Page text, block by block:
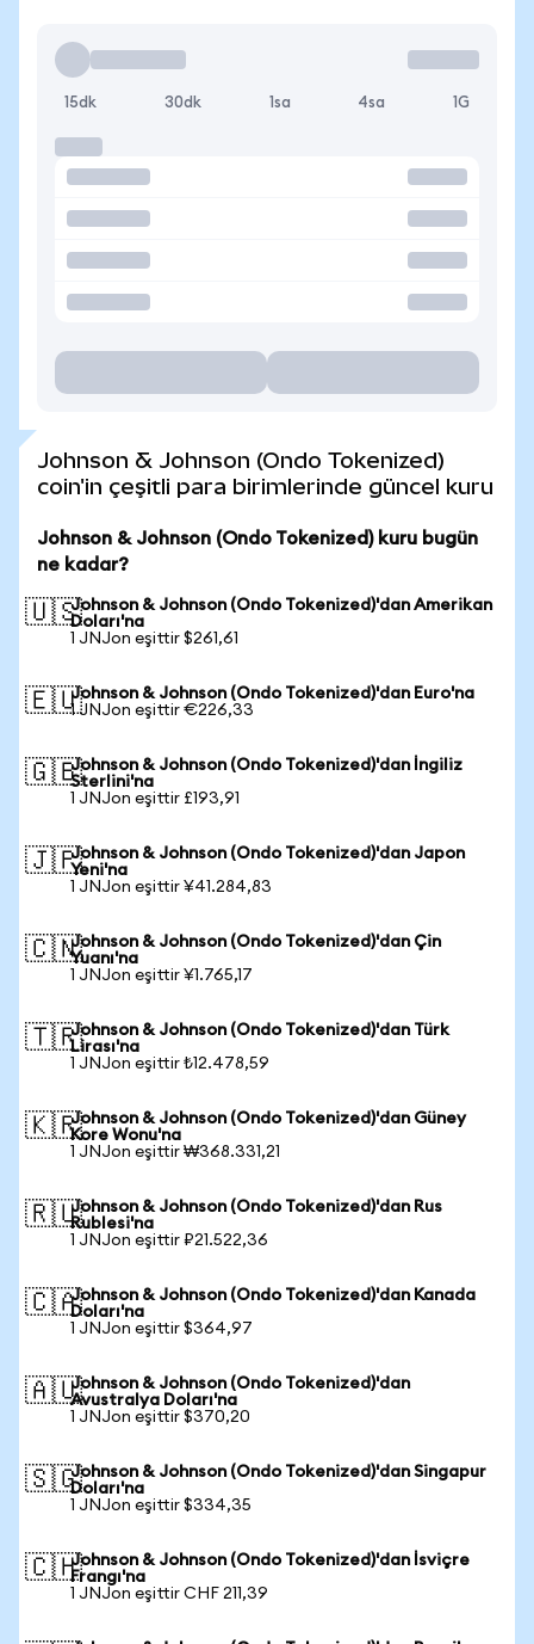
15dk 30dk 1sa 4sa 1G
Johnson & Johnson (Ondo Tokenized)
coin'in çeşitli para birimlerinde güncel kuru
Johnson & Johnson (Ondo Tokenized) kuru bugün
ne kadar?
🇺🇸Johnson & Johnson (Ondo Tokenized)'dan Amerikan
Doları'na
1 JNJon eşittir $261,61
🇪🇺Johnson & Johnson (Ondo Tokenized)'dan Euro'na
1 JNJon eşittir €226,33
🇬🇧Johnson & Johnson (Ondo Tokenized)'dan İngiliz
Sterlini'na
1 JNJon eşittir £193,91
🇯🇵Johnson & Johnson (Ondo Tokenized)'dan Japon
Yeni'na
1 JNJon eşittir ¥41.284,83
🇨🇳Johnson & Johnson (Ondo Tokenized)'dan Çin
Yuanı'na
1 JNJon eşittir ¥1.765,17
🇹🇷Johnson & Johnson (Ondo Tokenized)'dan Türk
Lirası'na
1 JNJon eşittir ₺12.478,59
🇰🇷Johnson & Johnson (Ondo Tokenized)'dan Güney
Kore Wonu'na
1 JNJon eşittir ₩368.331,21
🇷🇺Johnson & Johnson (Ondo Tokenized)'dan Rus
Rublesi'na
1 JNJon eşittir ₽21.522,36
🇨🇦Johnson & Johnson (Ondo Tokenized)'dan Kanada
Doları'na
1 JNJon eşittir $364,97
🇦🇺Johnson & Johnson (Ondo Tokenized)'dan
Avustralya Doları'na
1 JNJon eşittir $370,20
🇸🇬Johnson & Johnson (Ondo Tokenized)'dan Singapur
Doları'na
1 JNJon eşittir $334,35
🇨🇭Johnson & Johnson (Ondo Tokenized)'dan İsviçre
Frangı'na
1 JNJon eşittir CHF 211,39